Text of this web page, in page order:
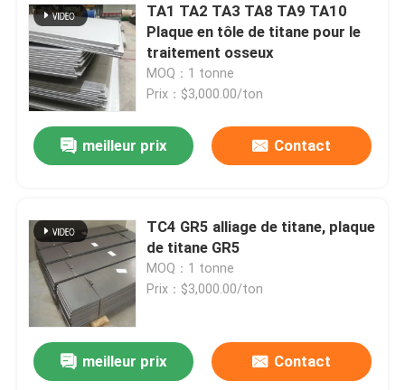
TA1 TA2 TA3 TA8 TA9 TA10
Plaque en tôle de titane pour le
traitement osseux
MOQ：1 tonne
Prix：$3,000.00/ton
meilleur prix Contact
TC4 GR5 alliage de titane, plaque
de titane GR5
MOQ：1 tonne
Prix：$3,000.00/ton
meilleur prix Contact